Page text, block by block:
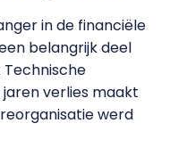
in de financiële
belangrijk deel
verlies maakt
werd